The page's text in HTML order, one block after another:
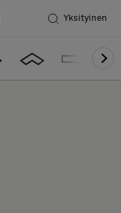
Yksityinen